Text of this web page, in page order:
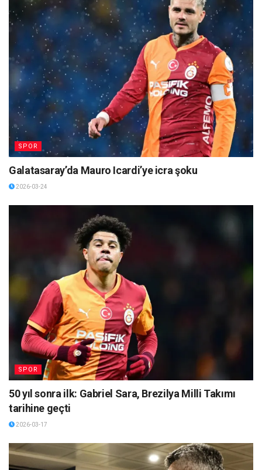
SPOR
Galatasaray’da Mauro Icardi’ye icra şoku
2026-03-24
SPOR
50 yıl sonra ilk: Gabriel Sara, Brezilya Milli Takımı
tarihine geçti
2026-03-17